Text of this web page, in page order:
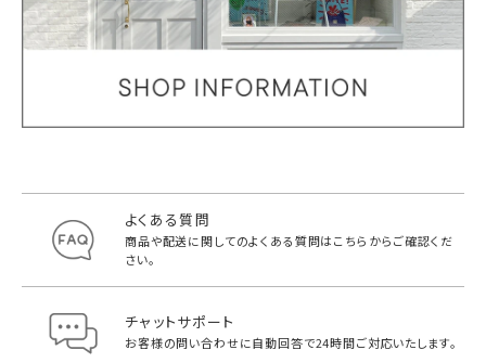
よくある質問
商品や配送に関してのよくある質問はこちらからご確認くだ
さい。
チャットサポート
お客様の問い合わせに自動回答で24時間ご対応いたします。